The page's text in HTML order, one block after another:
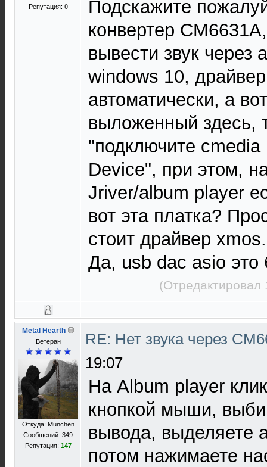
Репутация: 0
Подскажите
конвертер
вывести звук через
windows 10,
автоматически, а
выложенный здесь,
"подключите
Device", при этом,
Jriver/album player
вот эта платка?
стоит драйвер xmos.
Да, usb dac asio
Metal Hearth
Ветеран
Откуда: München
Сообщений: 349
Репутация: 147
RE: Нет звука через
19:07
На Album player
кнопкой мыши,
вывода, выделяете
потом нажимаете